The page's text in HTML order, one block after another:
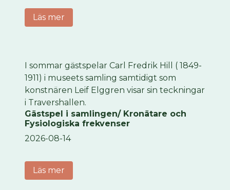
Läs mer
2026-08-14
Gästspel i samlingen/ Kronätare och
Fysiologiska frekvenser
I sommar gästspelar Carl Fredrik Hill ( 1849-
1911) i museets samling samtidigt som
konstnären Leif Elggren visar sin teckningar
i Travershallen.
Läs mer